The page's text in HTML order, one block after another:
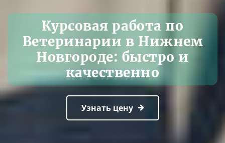
Курсовая работа по
Ветеринарии в Нижнем
Новгороде: быстро и
качественно
Узнать цену